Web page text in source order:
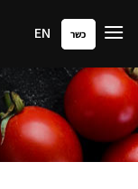
לתוכן
כשר EN